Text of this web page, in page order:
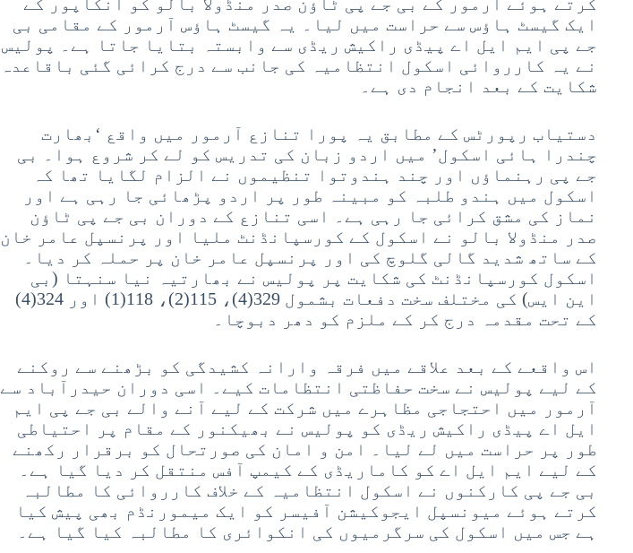
ایک گیسٹ ہاؤس سے حراست میں لیا۔ یہ گیسٹ ہاؤس آرمور کے مقامی بی
جے پی ایم ایل اے پیڈی راکیش ریڈی سے وابستہ بتایا جاتا ہے۔ پولیس
نے یہ کارروائی اسکول انتظامیہ کی جانب سے درج کرائی گئی باقاعدہ
شکایت کے بعد انجام دی ہے۔
دستیاب رپورٹس کے مطابق یہ پورا تنازع آرمور میں واقع ‘بھارت
چندرا ہائی اسکول’ میں اردو زبان کی تدریس کو لے کر شروع ہوا۔ بی
جے پی رہنماؤں اور چند ہندوتوا تنظیموں نے الزام لگایا تھا کہ
اسکول میں ہندو طلبہ کو مبینہ طور پر اردو پڑھائی جا رہی ہے اور
نماز کی مشق کرائی جا رہی ہے۔ اسی تنازع کے دوران بی جے پی ٹاؤن
صدر منڈولا بالو نے اسکول کے کورسپانڈنٹ ملیا اور پرنسپل عامر خان
کے ساتھ شدید گالی گلوچ کی اور پرنسپل عامر خان پر حملہ کر دیا۔
اسکول کورسپانڈنٹ کی شکایت پر پولیس نے بھارتیہ نیا سنہتا (بی
این ایس) کی مختلف سخت دفعات بشمول 329(4)، 115(2)، 118(1) اور 324(4)
کے تحت مقدمہ درج کر کے ملزم کو دھر دبوچا۔
اس واقعے کے بعد علاقے میں فرقہ وارانہ کشیدگی کو بڑھنے سے روکنے
کے لیے پولیس نے سخت حفاظتی انتظامات کیے۔ اسی دوران حیدرآباد سے
آرمور میں احتجاجی مظاہرے میں شرکت کے لیے آنے والے بی جے پی ایم
ایل اے پیڈی راکیش ریڈی کو پولیس نے بھیکنور کے مقام پر احتیاطی
طور پر حراست میں لے لیا۔ امن و امان کی صورتحال کو برقرار رکھنے
کے لیے ایم ایل اے کو کاماریڈی کے کیمپ آفس منتقل کر دیا گیا ہے۔
بی جے پی کارکنوں نے اسکول انتظامیہ کے خلاف کارروائی کا مطالبہ
کرتے ہوئے میونسپل ایجوکیشن آفیسر کو ایک میمورنڈم بھی پیش کیا
ہے جس میں اسکول کی سرگرمیوں کی انکوائری کا مطالبہ کیا گیا ہے۔